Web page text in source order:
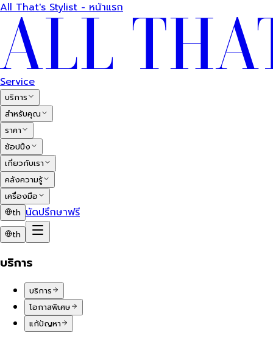
All That's Stylist - หน้าแรก
Service
บริการ
สำหรับคุณ
ราคา
ช้อปปิ้ง
เกี่ยวกับเรา
คลังความรู้
เครื่องมือ
th นัดปรึกษาฟรี
th
บริการ
บริการ
โอกาสพิเศษ
แก้ปัญหา